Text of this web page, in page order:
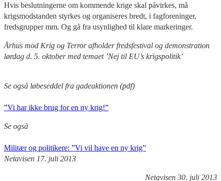
Hvis beslutningerne om kommende krige skal påvirkes, må
krigsmodstanden styrkes og organiseres bredt, i fagforeninger,
fredsgrupper mm. Og gå fra usynlighed til klare markeringer.
Århus mod Krig og Terror afholder fredsfestival og demonstration
lørdag d. 5. oktober med temaet ’Nej til EU’s krigspolitik’
Se også løbeseddel fra gadeaktionen (pdf)
”Vi har ikke brug for en ny krig!”
Se også
Militær og politikere: ”Vi vil have en ny krig”
Netavisen 17. juli 2013
Netavisen 30. juli 2013